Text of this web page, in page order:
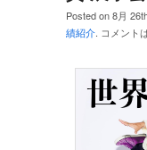
Posted on 8月
績紹介. コメント